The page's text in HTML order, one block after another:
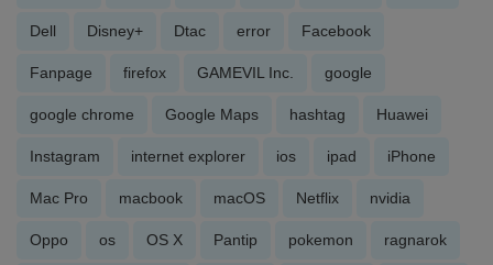
Dell Disney+ Dtac error Facebook
Fanpage firefox GAMEVIL Inc. google
google chrome Google Maps hashtag Huawei
Instagram internet explorer ios ipad iPhone
Mac Pro macbook macOS Netflix nvidia
Oppo os OS X Pantip pokemon ragnarok